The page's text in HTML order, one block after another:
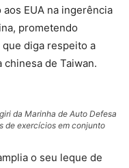
EUA na ingerência
prometendo
diga respeito a
de Taiwan.
da Marinha de Auto Defesa
de exercícios em conjunto
o seu leque de